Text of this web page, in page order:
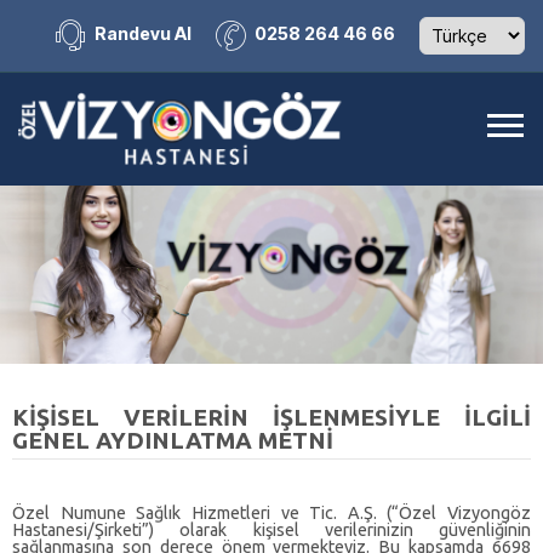
Randevu Al 0258 264 46 66
KİŞİSEL VERİLERİN İŞLENMESİYLE İLGİLİ
GENEL AYDINLATMA METNİ
Özel Numune Sağlık Hizmetleri ve Tic. A.Ş. (“Özel Vizyongöz
Hastanesi/Şirketi”) olarak kişisel verilerinizin güvenliğinin
sağlanmasına son derece önem vermekteyiz. Bu kapsamda 6698